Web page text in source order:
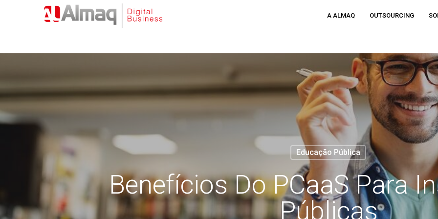
A ALMAQ OUTSOURCING
Educação Pública
Benefícios Do PCaaS Para
Públicas